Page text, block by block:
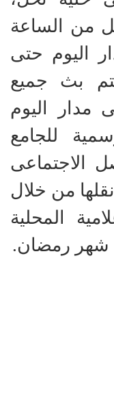
من الساعة
اليوم حتى
بث جميع
مدار اليوم
للجامع
الاجتماعى
من خلال
المحلية
شهر رمضان.